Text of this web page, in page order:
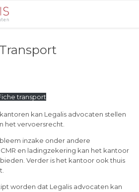
Transport
transport
kan Legalis advocaten stellen
het vervoersrecht.
inzake onder andere
en ladingzekering kan het kantoor
Verder is het kantoor ook thuis
worden dat Legalis advocaten kan